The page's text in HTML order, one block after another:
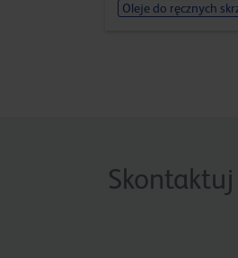
Oleje do ręcznych